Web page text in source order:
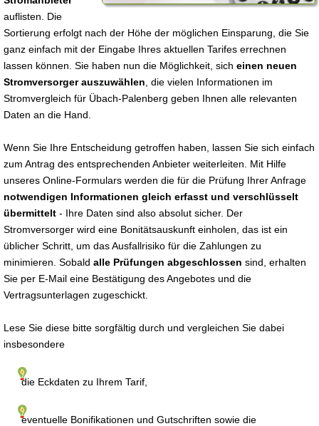
auflisten. Die
Sortierung erfolgt nach der Höhe der möglichen Einsparung, die Sie
ganz einfach mit der Eingabe Ihres aktuellen Tarifes errechnen
lassen können. Sie haben nun die Möglichkeit, sich einen neuen
Stromversorger auszuwählen , die vielen Informationen im
Stromvergleich für Übach-Palenberg geben Ihnen alle relevanten
Daten an die Hand.
Wenn Sie Ihre Entscheidung getroffen haben, lassen Sie sich einfach
zum Antrag des entsprechenden Anbieter weiterleiten. Mit Hilfe
unseres Online-Formulars werden die für die Prüfung Ihrer Anfrage
notwendigen Informationen gleich erfasst und verschlüsselt
übermittelt - Ihre Daten sind also absolut sicher. Der
Stromversorger wird eine Bonitätsauskunft einholen, das ist ein
üblicher Schritt, um das Ausfallrisiko für die Zahlungen zu
minimieren. Sobald alle Prüfungen abgeschlossen sind, erhalten
Sie per E-Mail eine Bestätigung des Angebotes und die
Vertragsunterlagen zugeschickt.
Lese Sie diese bitte sorgfältig durch und vergleichen Sie dabei
insbesondere
die Eckdaten zu Ihrem Tarif,
eventuelle Bonifikationen und Gutschriften sowie die